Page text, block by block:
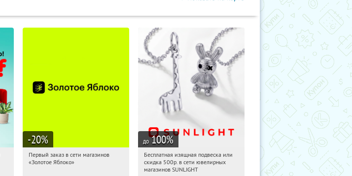
-20%
10:38:53
Получи первым!
Первый заказ в сети магазинов
«Золотое Яблоко»
до 100%
10:38:53 Получили:
Россия
Бесплатная изящная подвеска или
скидка 500р. в сети ювелирных
магазинов SUNLIGHT